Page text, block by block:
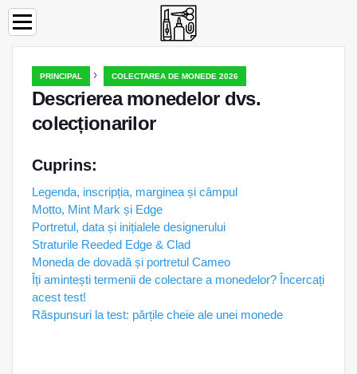
PRINCIPAL › COLECTAREA DE MONEDE 2026
Descrierea monedelor dvs.
colecționarilor
Cuprins:
Legenda, inscripția, marginea și câmpul
Motto, Mint Mark și Edge
Portretul, data și inițialele designerului
Straturile Reeded Edge & Clad
Moneda de dovadă și portretul Cameo
Îți amintești termenii de colectare a monedelor? Încercați
acest test!
Răspunsuri la test: părțile cheie ale unei monede